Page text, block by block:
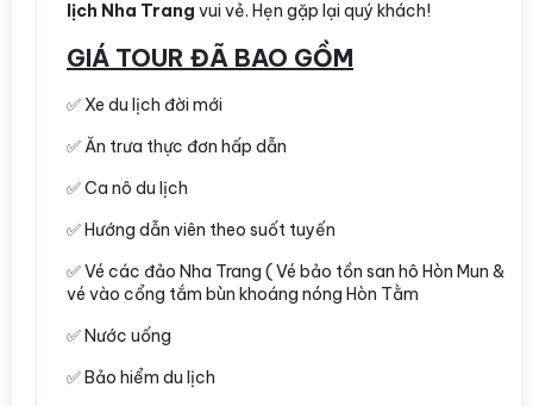
lịch Nha Trang vui vẻ. Hẹn gặp lại quý khách!
GIÁ TOUR ĐÃ BAO GỒM
✅ Xe du lịch đời mới
✅ Ăn trưa thực đơn hấp dẫn
✅ Ca nô du lịch
✅ Hướng dẫn viên theo suốt tuyến
✅ Vé các đảo Nha Trang ( Vé bảo tồn san hô Hòn Mun &
vé vào cổng tắm bùn khoáng nóng Hòn Tằm
✅ Nước uống
✅ Bảo hiểm du lịch